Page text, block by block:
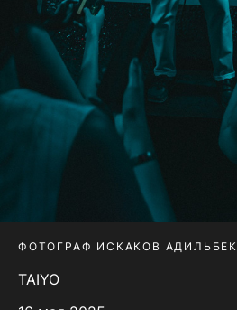
ФОТОГРАФ ИСКАКОВ АДИЛЬБЕК
TAIYO